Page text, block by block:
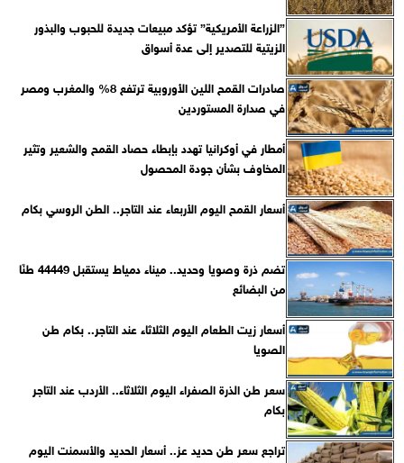
”الزراعة الأمريكية” تؤكد مبيعات جديدة للحبوب والبذور
الزيتية للتصدير إلى عدة أسواق
صادرات القمح اللين الأوروبية ترتفع 8% والمغرب ومصر
في صدارة المستوردين
أمطار في أوكرانيا تهدد بإبطاء حصاد القمح والشعير وتثير
المخاوف بشأن جودة المحصول
أسعار القمح اليوم الأربعاء عند التاجر.. الطن الروسي بكام
تضم ذرة وصويا وحديد.. ميناء دمياط يستقبل 44449 طنًا
من البضائع
أسعار زيت الطعام اليوم الثلاثاء عند التاجر.. بكام طن
الصويا
سعر طن الذرة الصفراء اليوم الثلاثاء.. الأردب عند التاجر
بكام
تراجع سعر طن حديد عز.. أسعار الحديد والأسمنت اليوم